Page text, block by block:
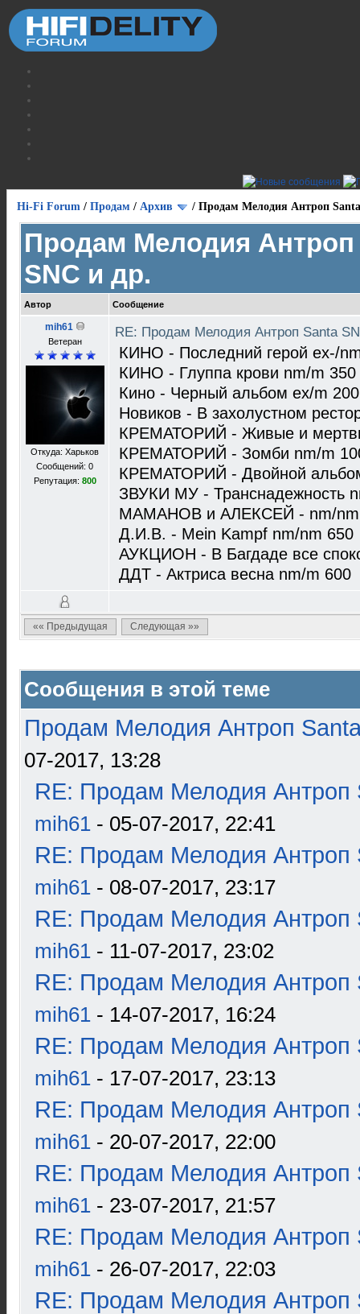
Hi-Fi Forum / Продам / Архив / Продам Мелодия Антроп
Продам Мелодия Антроп
SNC и др.
Автор Сообщение
mih61
Ветеран
Откуда: Харьков
Сообщений: 0
Репутация: 800
RE: Продам Мелодия Антроп Santa
КИНО - Последний герой ex-/
КИНО - Глуппа крови nm/m 350
Кино - Черный альбом ex/m 200
Новиков - В захолустном
КРЕМАТОРИЙ - Живые и
КРЕМАТОРИЙ - Зомби nm/m
КРЕМАТОРИЙ - Двойной
ЗВУКИ МУ - Транснадежность
МАМАНОВ и АЛЕКСЕЙ - nm/nm
Д.И.В. - Mein Kampf nm/nm 650
АУКЦИОН - В Багдаде все
ДДТ - Актриса весна nm/m 600
«« Предыдущая Следующая »»
Сообщения в этой теме
Продам Мелодия Антроп
07-2017, 13:28
RE: Продам Мелодия Антроп
mih61 - 05-07-2017, 22:41
RE: Продам Мелодия Антроп
mih61 - 08-07-2017, 23:17
RE: Продам Мелодия Антроп
mih61 - 11-07-2017, 23:02
RE: Продам Мелодия Антроп
mih61 - 14-07-2017, 16:24
RE: Продам Мелодия Антроп
mih61 - 17-07-2017, 23:13
RE: Продам Мелодия Антроп
mih61 - 20-07-2017, 22:00
RE: Продам Мелодия Антроп
mih61 - 23-07-2017, 21:57
RE: Продам Мелодия Антроп
mih61 - 26-07-2017, 22:03
RE: Продам Мелодия Антроп